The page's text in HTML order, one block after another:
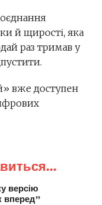
й щирості, яка
раз тримав у
вже доступен
версію
вперед”